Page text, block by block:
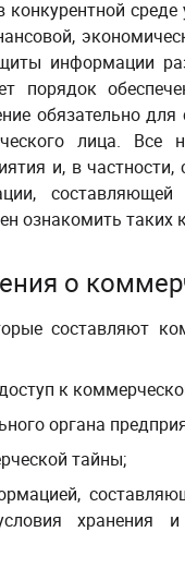
информации
порядок
обязательно
лица.
и, в
ознакомить
о
составляют
к
органа
тайны;
хранения